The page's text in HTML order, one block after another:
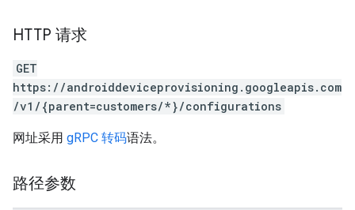
HTTP 请求
GET
https://androiddeviceprovisioning.googleapis.com
/v1/{parent=customers/*}/configurations
网址采用 gRPC 转码语法。
路径参数